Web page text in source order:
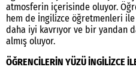
atmosferin içerisinde oluyor.
hem de İngilizce öğretmenleri
daha iyi kavrıyor ve bir yandan
almış oluyor.
ÖĞRENCİLERİN YÜZÜ İNGİLİZCE